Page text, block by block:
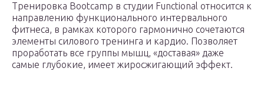
Тренировка Bootcamp в студии Functional относится к
направлению функционального интервального
фитнеса, в рамках которого гармонично сочетаются
элементы силового тренинга и кардио. Позволяет
проработать все группы мышц, «доставая» даже
самые глубокие, имеет жиросжигающий эффект.